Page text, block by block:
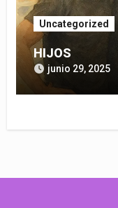
Uncategorized
HIJOS
junio 29, 2025